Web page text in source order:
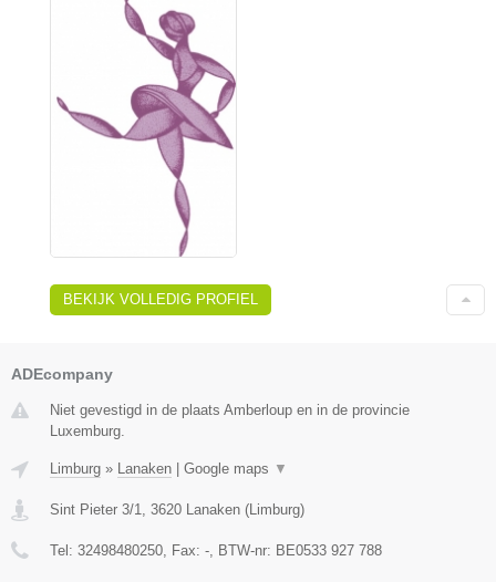
BEKIJK VOLLEDIG PROFIEL
ADEcompany
Niet gevestigd in de plaats Amberloup en in de provincie
Luxemburg.
Limburg » Lanaken Google maps ▼
Sint Pieter 3/1, 3620 Lanaken (Limburg)
Tel: 32498480250, Fax: -, BTW-nr: BE0533 927 788